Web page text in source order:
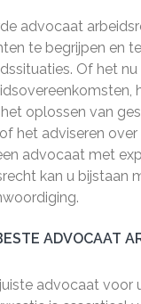
advocaat
te begrijpen en
Of het
oplossen van
het adviseren over
advocaat met
kan u bijstaan
ADVOCAAT
advocaat voor